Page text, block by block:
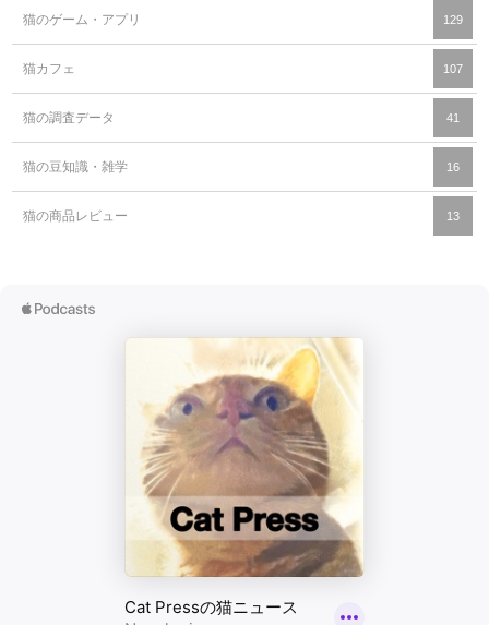
猫のゲーム・アプリ 129
猫カフェ 107
猫の調査データ 41
猫の豆知識・雑学 16
猫の商品レビュー 13